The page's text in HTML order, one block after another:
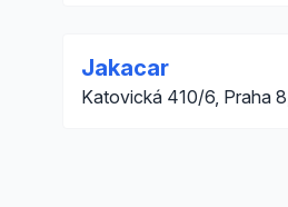
Jakacar
Katovická 410/6, Praha